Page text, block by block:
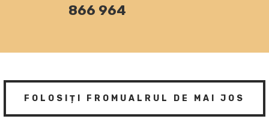
866 964
FOLOSIȚI FROMUALRUL DE MAI JOS